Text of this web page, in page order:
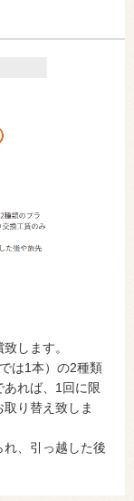
します。
は1本）の2種類
れば、1回に限
り替え致しま
、引っ越した後